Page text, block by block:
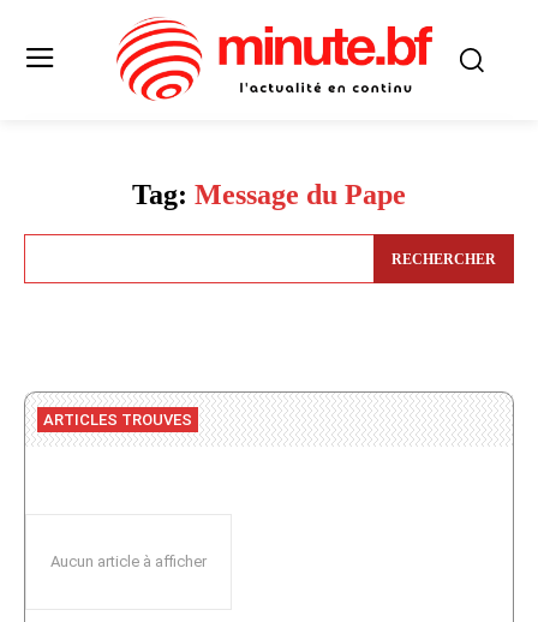
Tag: Message du Pape
RECHERCHER
ARTICLES TROUVES
Aucun article à afficher